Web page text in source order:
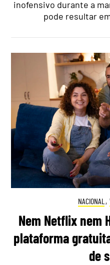
inofensivo durante a
pode resultar
NACIONAL ,
Nem Netflix nem
plataforma
de